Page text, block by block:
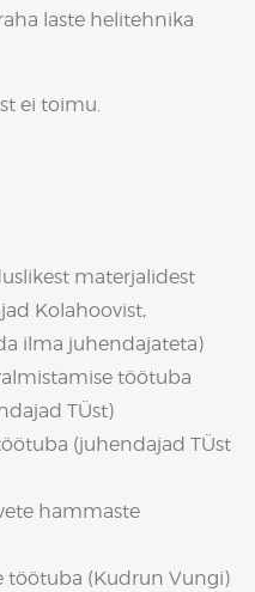
laste helitehnika
ei toimu.
materjalidest
Kolahoovist,
ilma juhendajateta)
töötuba
TÜst)
(juhendajad TÜst
hammaste
töötuba (Kudrun Vungi)